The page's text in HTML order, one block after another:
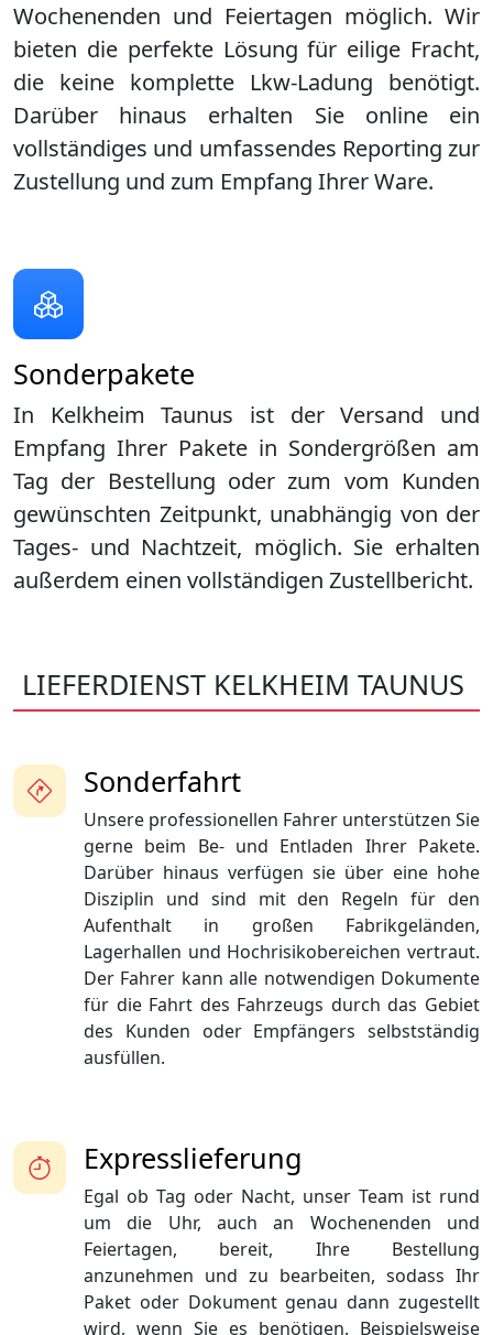
Wochenenden und Feiertagen möglich. Wir
bieten die perfekte Lösung für eilige Fracht,
die keine komplette Lkw-Ladung benötigt.
Darüber hinaus erhalten Sie online ein
vollständiges und umfassendes Reporting zur
Zustellung und zum Empfang Ihrer Ware.
Sonderpakete
In Kelkheim Taunus ist der Versand und
Empfang Ihrer Pakete in Sondergrößen am
Tag der Bestellung oder zum vom Kunden
gewünschten Zeitpunkt, unabhängig von der
Tages- und Nachtzeit, möglich. Sie erhalten
außerdem einen vollständigen Zustellbericht.
LIEFERDIENST KELKHEIM TAUNUS
Sonderfahrt
Unsere professionellen Fahrer unterstützen Sie
gerne beim Be- und Entladen Ihrer Pakete.
Darüber hinaus verfügen sie über eine hohe
Disziplin und sind mit den Regeln für den
Aufenthalt in großen Fabrikgeländen,
Lagerhallen und Hochrisikobereichen vertraut.
Der Fahrer kann alle notwendigen Dokumente
für die Fahrt des Fahrzeugs durch das Gebiet
des Kunden oder Empfängers selbstständig
ausfüllen.
Expresslieferung
Egal ob Tag oder Nacht, unser Team ist rund
um die Uhr, auch an Wochenenden und
Feiertagen, bereit, Ihre Bestellung
anzunehmen und zu bearbeiten, sodass Ihr
Paket oder Dokument genau dann zugestellt
wird, wenn Sie es benötigen. Beispielsweise